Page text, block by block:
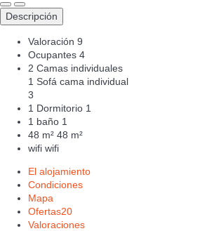
Descripción
Valoración 9
Ocupantes 4
2 Camas individuales
1 Sofá cama individual
3
1 Dormitorio 1
1 baño 1
48 m² 48 m²
wifi wifi
El alojamiento
Condiciones
Mapa
Ofertas20
Valoraciones